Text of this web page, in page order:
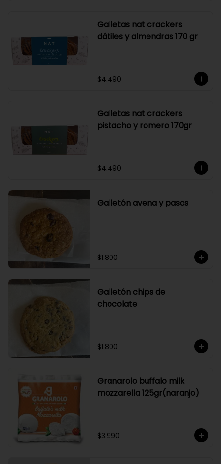
Galletas nat crackers
dátiles y almendras 170 gr
$4.490
Galletas nat crackers
pistacho y romero 170gr
$4.490
Galletón avena y pasas
$1.800
Galletón chips de
chocolate
$1.800
Granarolo buffalo milk
mozzarella 125gr(naranjo)
$3.990